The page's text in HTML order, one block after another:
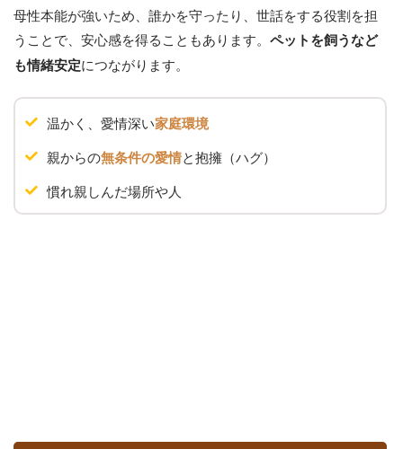
母性本能が強いため、誰かを守ったり、世話をする役割を担
うことで、安心感を得ることもあります。 ペットを飼うなど
も情緒安定につながります。
温かく、愛情深い家庭環境
親からの無条件の愛情と抱擁（ハグ）
慣れ親しんだ場所や人